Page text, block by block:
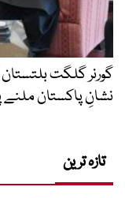
گورنر گلگت
نشانِ پاکستان ملنے
تازہ ترین